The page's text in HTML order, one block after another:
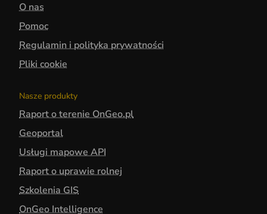
O nas
Pomoc
Regulamin i polityka prywatności
Pliki cookie
Nasze produkty
Raport o terenie OnGeo.pl
Geoportal
Usługi mapowe API
Raport o uprawie rolnej
Szkolenia GIS
OnGeo Intelligence